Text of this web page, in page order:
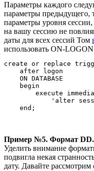
Параметры каждого
параметры предыдущего,
параметры уровня
на вашу сессию не
даты для всех сессий Том
использовать ON-LOGON
create or replace
    after logon
    ON DATABASE
    begin
execute
'alter
    end;
Пример №5. Формат
Уделить внимание
подвигла некая
дату. Давайте